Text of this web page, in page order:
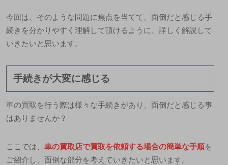
今回は、そのような問題に焦点を当てて、面倒だと感じる手
続きを分かりやすく理解して頂けるように、詳しく解説して
いきたいと思います。
手続きが大変に感じる
車の買取を行う際は様々な手続きがあり、面倒だと感じる事
はありませんか？
ここでは、 車の買取店で買取を依頼する場合の簡単な手順を
ご紹介し、 面倒な部分を考えていきたいと思います。